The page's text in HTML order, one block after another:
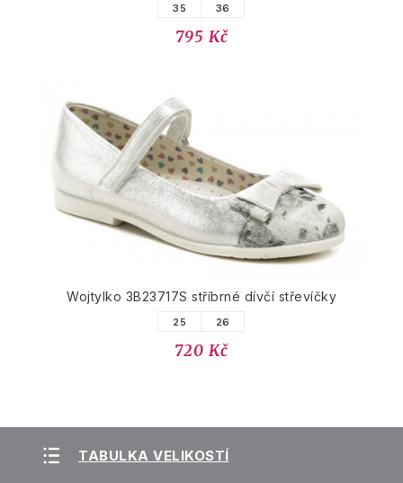
35 36
795 Kč
Wojtylko 3B23717S stříbrné dívčí střevíčky
25 26
720 Kč
TABULKA VELIKOSTÍ